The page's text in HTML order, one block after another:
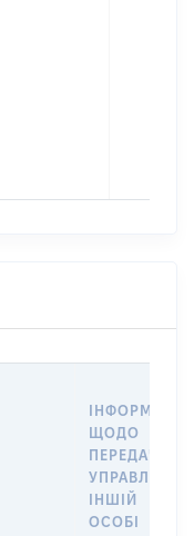
ІНФОРМАЦІЯ
ЩОДО
ПЕРЕДАЧІ В
УПРАВЛІННЯ
ІНШІЙ
ОСОБІ